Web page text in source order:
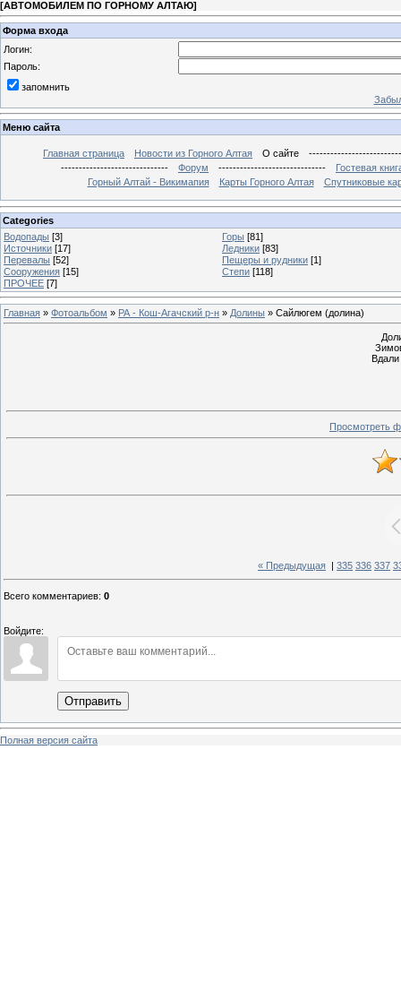
[АВТОМОБИЛЕМ ПО ГОРНОМУ АЛТАЮ]
Форма входа
Логин:
Пароль:
запомнить
Меню сайта
Главная страница Новости из Горного Алтая О сайте
------------------------------
Форум ------------------------------
Гостевая
Горный Алтай - Викимапия
Карты Горного Алтая Спутниковые
Categories
Водопады [3] Горы [81]
Источники [17] Ледники [83]
Перевалы [52] Пещеры и рудники [1]
Сооружения [15] Степи [118]
ПРОЧЕЕ [7]
Главная » Фотоальбом » РА - Кош-Агачский р-н » Долины » Сайлюгем (долина)
Просмотреть
« Предыдущая 335 336 337
Всего комментариев: 0
Войдите:
Отправить
Полная версия сайта